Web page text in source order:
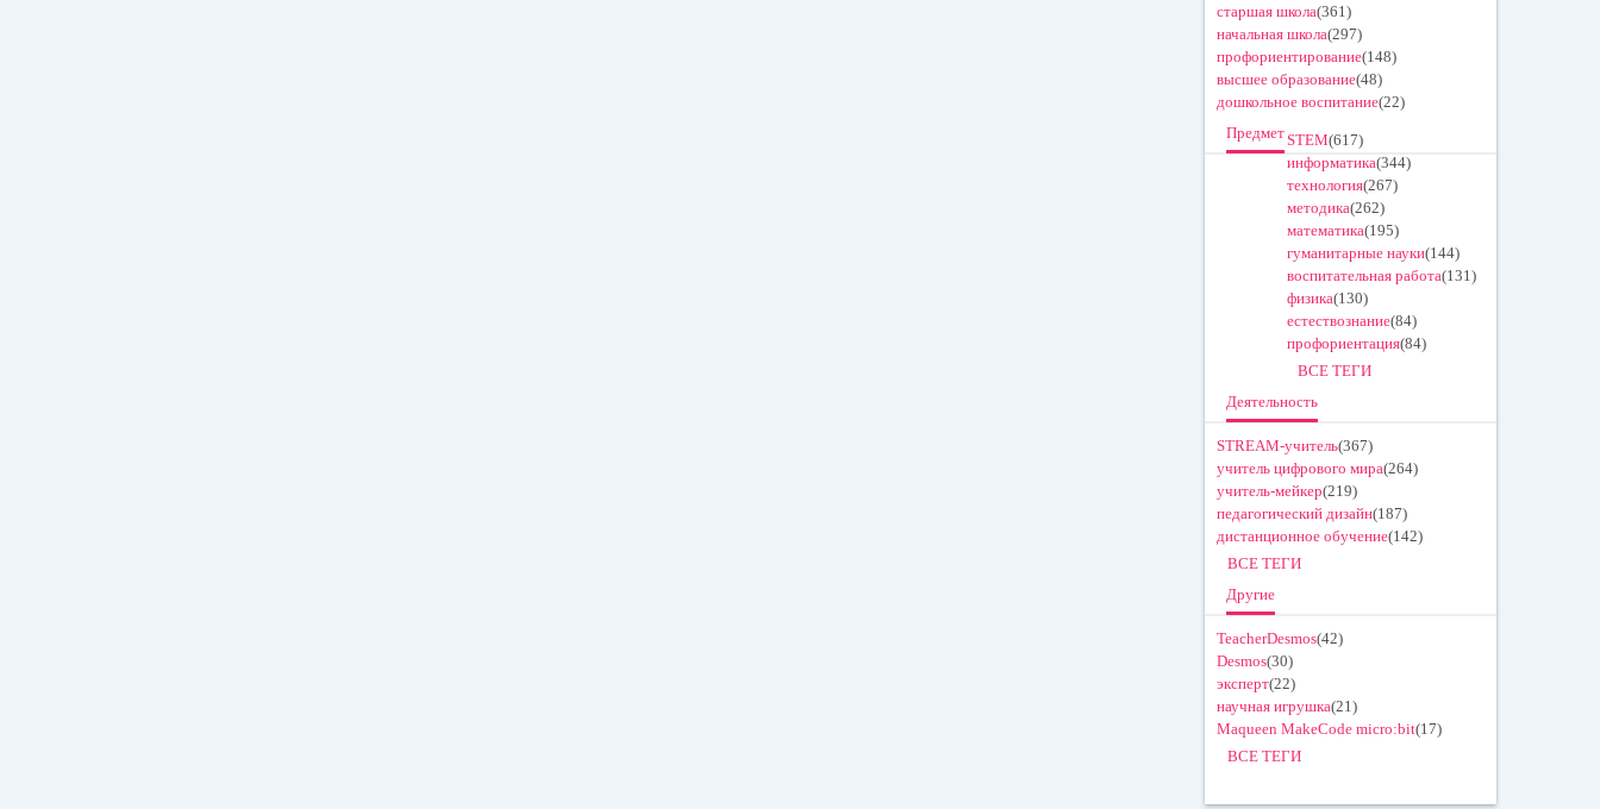
старшая школа(361)
начальная школа(297)
профориентирование(148)
высшее образование(48)
дошкольное воспитание(22)
ПредметSTEM(617)
информатика(344)
технология(267)
методика(262)
математика(195)
гуманитарные науки(144)
воспитательная работа(131)
физика(130)
естествознание(84)
профориентация(84)
ВСЕ ТЕГИ
Деятельность
STREAM-учитель(367)
учитель цифрового мира(264)
учитель-мейкер(219)
педагогический дизайн(187)
дистанционное обучение(142)
ВСЕ ТЕГИ
Другие
TeacherDesmos(42)
Desmos(30)
эксперт(22)
научная игрушка(21)
Maqueen MakeCode micro:bit(17)
ВСЕ ТЕГИ